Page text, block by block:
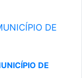
DE
DE